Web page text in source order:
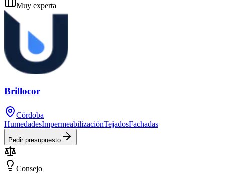
Muy experta
Brillocor
Córdoba
HumedadesImpermeabilizaciónTejadosFachadas
Pedir presupuesto
Consejo